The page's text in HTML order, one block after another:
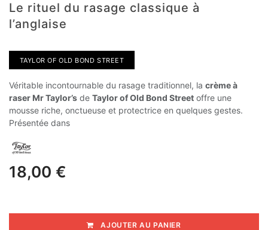
Le rituel du rasage classique à
l’anglaise
TAYLOR OF OLD BOND STREET
Véritable incontournable du rasage traditionnel, la crème à
raser Mr Taylor’s de Taylor of Old Bond Street offre une
mousse riche, onctueuse et protectrice en quelques gestes.
Présentée dans
18,00 €
AJOUTER AU PANIER